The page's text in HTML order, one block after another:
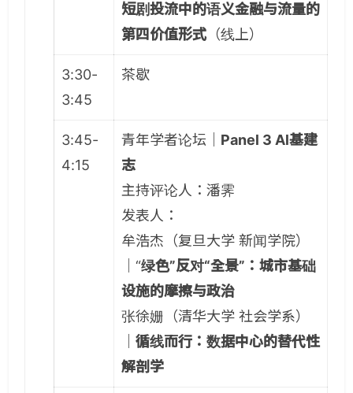
短剧投流中的语义金融与流量的
第四价值形式 （线上）
3:30-
3:45
茶歇
3:45-
4:15
青年学者论坛｜ Panel 3 Al基建
志
主持评论人：潘霁
发表人：
牟浩杰（复旦大学 新闻学院）
｜“绿色”反对“全景”：城市基础
设施的摩擦与政治
张徐姗（清华大学 社会学系）
｜循线而行：数据中心的替代性
解剖学